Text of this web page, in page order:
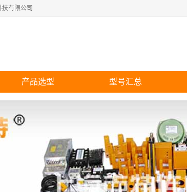
有限公司
产品选型 型号汇总